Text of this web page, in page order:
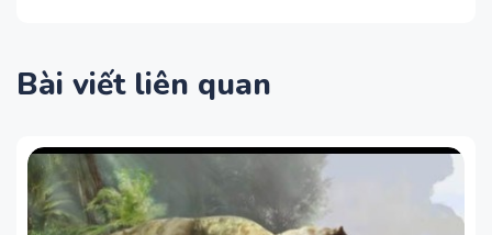
Bài viết liên quan